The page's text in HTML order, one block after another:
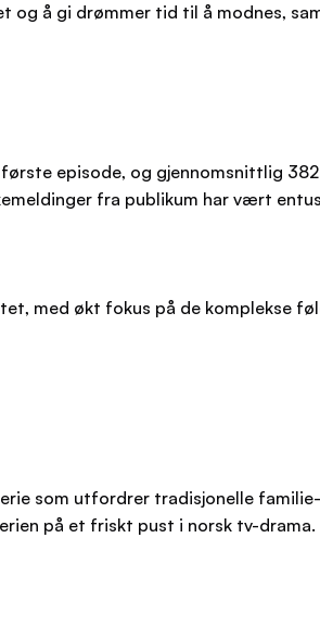
og å gi drømmer tid til å modnes,
episode, og gjennomsnittlig
fra publikum har vært
med økt fokus på de komplekse
som utfordrer tradisjonelle
på et friskt pust i norsk tv-